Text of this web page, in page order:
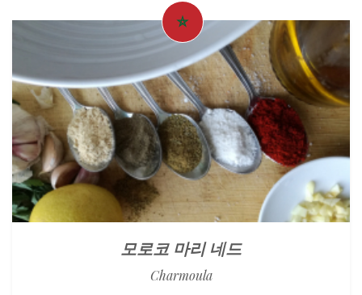
모로코 마리 네드
Charmoula